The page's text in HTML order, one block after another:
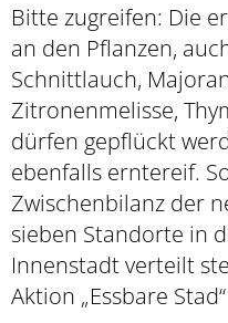
Bitte zugreifen: Die
an den Pflanzen,
Schnittlauch,
Zitronenmelisse,
dürfen gepflückt
ebenfalls erntereif.
Zwischenbilanz der
sieben Standorte in
Innenstadt verteilt
Aktion „Essbare